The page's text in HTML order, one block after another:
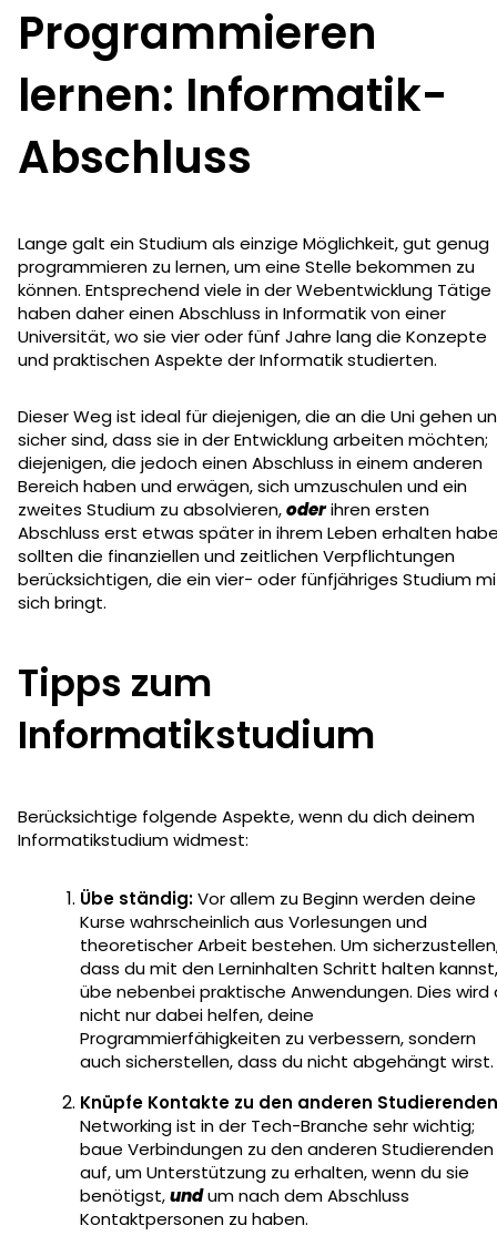
Programmieren
lernen: Informatik-
Abschluss
Lange galt ein Studium als einzige Möglichkeit, gut genug
programmieren zu lernen, um eine Stelle bekommen zu
können. Entsprechend viele in der Webentwicklung Tätige
haben daher einen Abschluss in Informatik von einer
Universität, wo sie vier oder fünf Jahre lang die Konzepte
und praktischen Aspekte der Informatik studierten.
Dieser Weg ist ideal für diejenigen, die an die Uni gehen
sicher sind, dass sie in der Entwicklung arbeiten möchten;
diejenigen, die jedoch einen Abschluss in einem anderen
Bereich haben und erwägen, sich umzuschulen und ein
zweites Studium zu absolvieren,oderihren ersten
Abschluss erst etwas später in ihrem Leben erhalten
sollten die finanziellen und zeitlichen Verpflichtungen
berücksichtigen, die ein vier- oder fünfjähriges Studium
sich bringt.
Tipps zum
Informatikstudium
Berücksichtige folgende Aspekte, wenn du dich deinem
Informatikstudium widmest:
Übe ständig:Vor allem zu Beginn werden deine
Kurse wahrscheinlich aus Vorlesungen und
theoretischer Arbeit bestehen. Um
dass du mit den Lerninhalten Schritt halten kannst,
übe nebenbei praktische Anwendungen. Dies wird
nicht nur dabei helfen, deine
Programmierfähigkeiten zu verbessern, sondern
auch sicherstellen, dass du nicht abgehängt wirst.
Knüpfe Kontakte zu den anderen Studierenden
Networking ist in der Tech-Branche sehr wichtig;
baue Verbindungen zu den anderen Studierenden
auf, um Unterstützung zu erhalten, wenn du sie
benötigst,undum nach dem Abschluss
Kontaktpersonen zu haben.